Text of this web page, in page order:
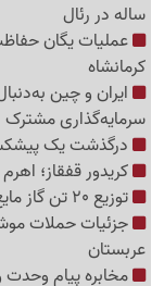
ساله در رئال
عملیات یگان
کرمانشاه
ایران و چین
سرمایه‌گذاری مشترک
درگذشت یک
کریدور قفقاز؛
توزیع 20 تن گاز مایع یارانه‌ای در مرز چذابه
جزئیات حملات
عربستان
مخابره پیام وحدت و